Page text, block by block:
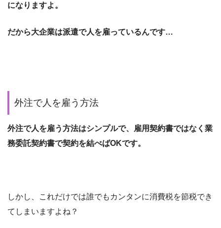
になりますよ。
だから大企業は派遣で人を雇っているんです…
外注で人を雇う方法
外注で人を雇う方法はシンプルで、雇用契約書ではなく業
務委託契約書で契約を結べばOKです。
しかし、これだけでは誰でもカンタンに消費税を節税でき
てしまいますよね？